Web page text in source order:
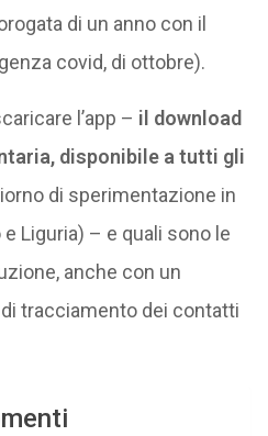
di un anno con il
covid, di ottobre).
l’app – il download
disponibile a tutti gli
di sperimentazione in
Liguria) – e quali sono le
anche con un
tracciamento dei contatti